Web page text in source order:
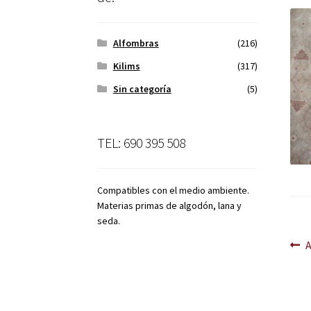
Alfombras
(216)
Kilims
(317)
Sin categoría
(5)
TEL: 690 395 508
Compatibles con el medio ambiente.
Materias primas de algodón, lana y
seda.